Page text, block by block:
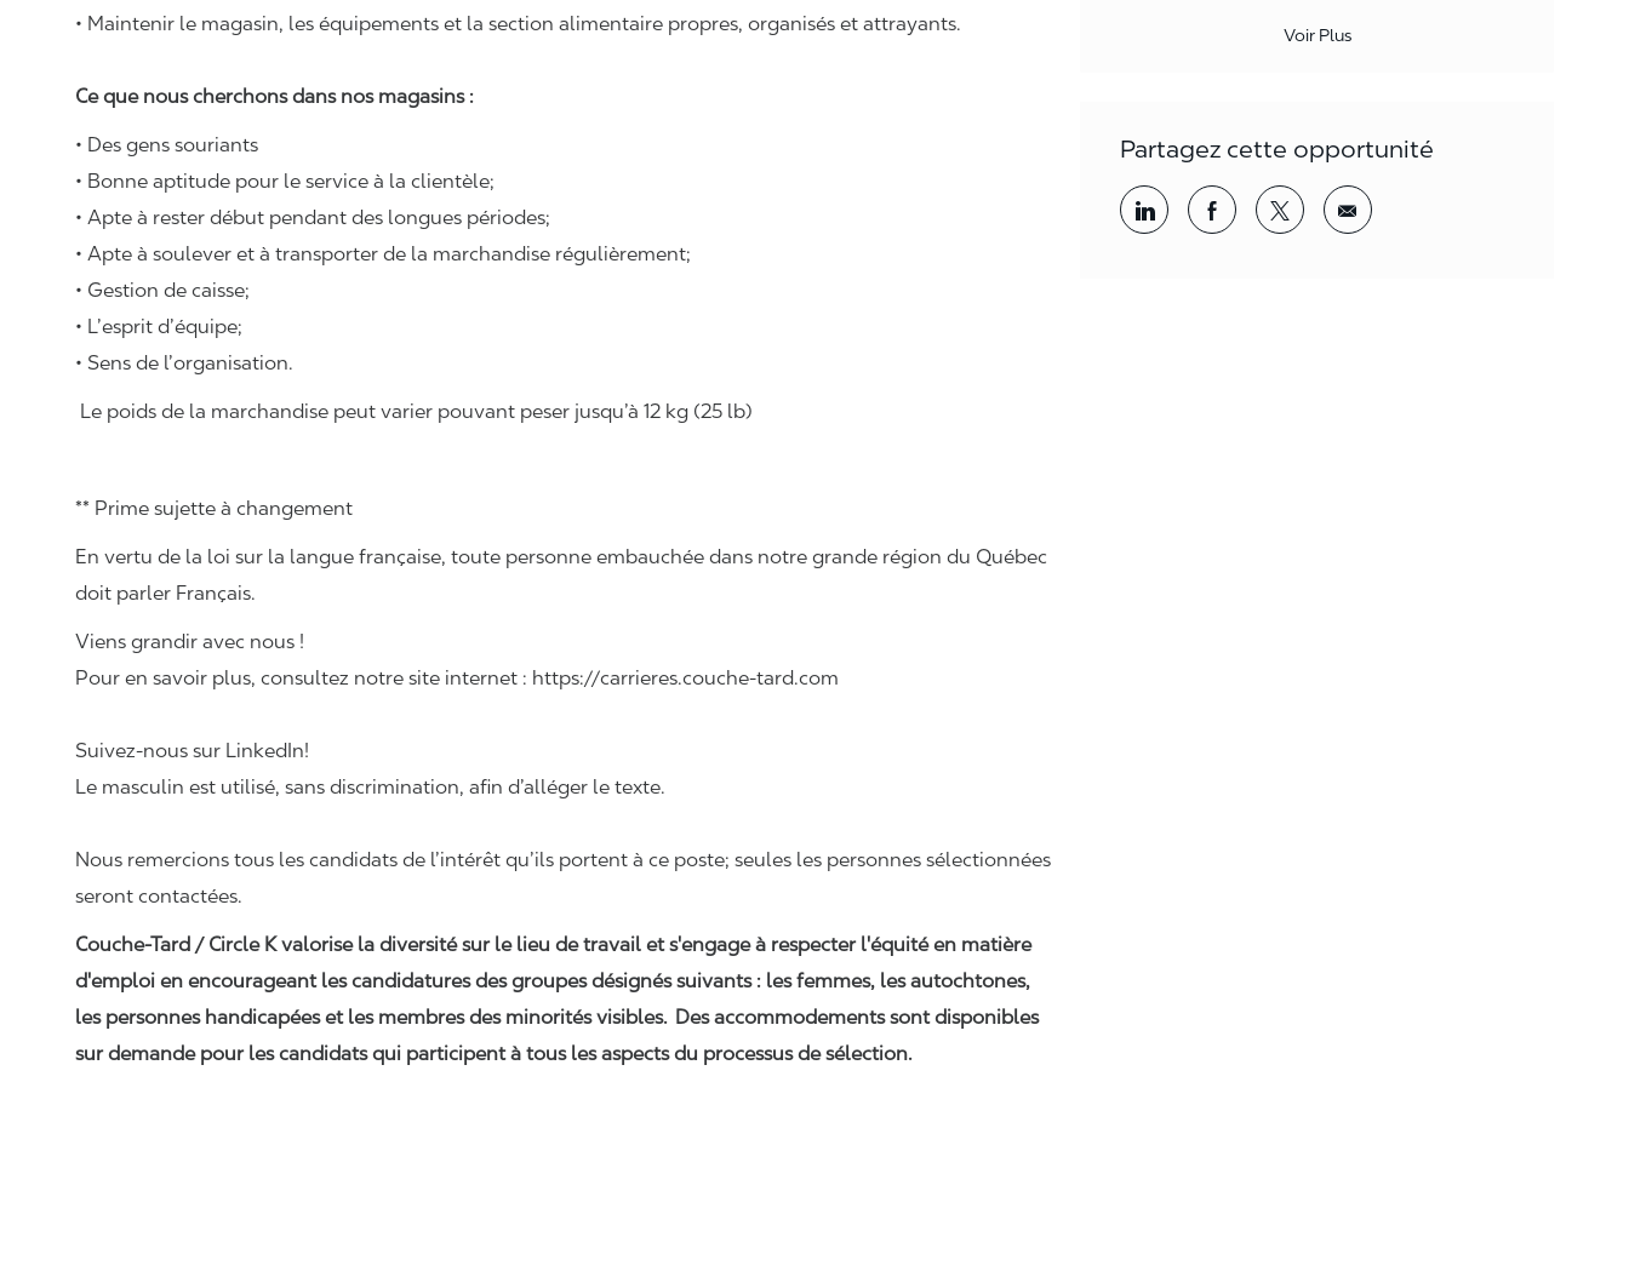
• Maintenir le magasin, les équipements et la section alimentaire propres, organisés et attrayants.
Ce que nous cherchons dans nos magasins :
• Des gens souriants
• Bonne aptitude pour le service à la clientèle;
• Apte à rester début pendant des longues périodes;
• Apte à soulever et à transporter de la marchandise régulièrement;
• Gestion de caisse;
• L’esprit d’équipe;
• Sens de l’organisation.
Le poids de la marchandise peut varier pouvant peser jusqu’à 12 kg (25 lb)
** Prime sujette à changement
En vertu de la loi sur la langue française, toute personne embauchée dans notre grande région du Québec
doit parler Français.
Viens grandir avec nous !
Pour en savoir plus, consultez notre site internet : https://carrieres.couche-tard.com
Suivez-nous sur LinkedIn!
Le masculin est utilisé, sans discrimination, afin d’alléger le texte.
Nous remercions tous les candidats de l’intérêt qu’ils portent à ce poste; seules les personnes sélectionnées
seront contactées.
Couche-Tard / Circle K valorise la diversité sur le lieu de travail et s'engage à respecter l'équité en matière
d'emploi en encourageant les candidatures des groupes désignés suivants : les femmes, les autochtones,
les personnes handicapées et les membres des minorités visibles. Des accommodements sont disponibles
sur demande pour les candidats qui participent à tous les aspects du processus de sélection.
Voir Plus
Partagez cette opportunité
Partager par LinkedIn
Partager par Facebook
<span style='background-color:
<span style='background-